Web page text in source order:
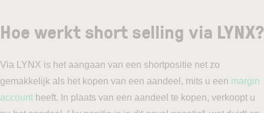
Hoe werkt short selling via LYNX?
Via LYNX is het aangaan van een shortpositie net zo
gemakkelijk als het kopen van een aandeel, mits u een margin
account heeft. In plaats van een aandeel te kopen, verkoopt u